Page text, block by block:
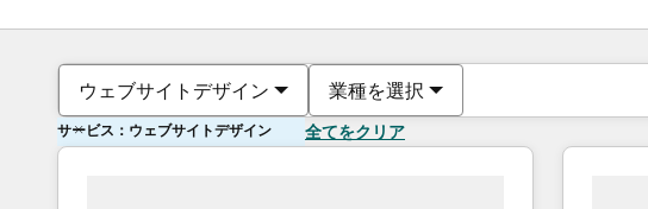
ウェブサイトデザイン 業種を選択
サービス：ウェブサイトデザイン 全てをクリア
現在のペ